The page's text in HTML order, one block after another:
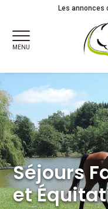
Séjours Familles et
Les annonces
MENU
Séjours
et